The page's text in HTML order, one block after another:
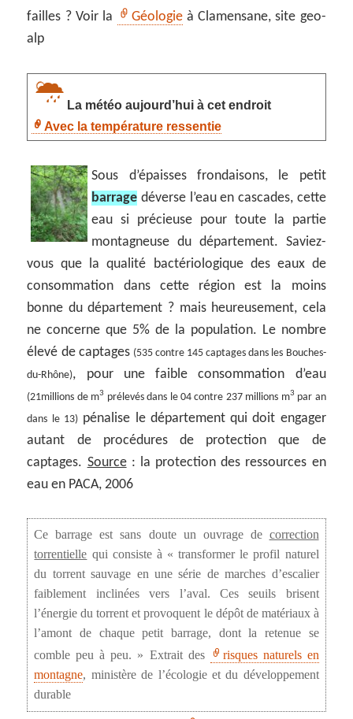
failles ? Voir la
Géologieà Clamensane, site geo-
alp
La météo aujourd’hui à cet endroit
Avec la température ressentie
Sous d’épaisses frondaisons, le petit
barrage déverse l’eau en cascades, cette
eau si précieuse pour toute la partie
montagneuse du département. Saviez-
vous que la qualité bactériologique des eaux de
consommation dans cette région est la moins
bonne du département ? mais heureusement, cela
ne concerne que 5% de la population. Le nombre
élevé de captages (535 contre 145 captages dans les Bouches-
du-Rhône), pour une faible consommation d’eau
(21millions de m3 prélevés dans le 04 contre 237 millions m3 par an
dans le 13)pénalise le département qui doit engager
autant de procédures de protection que de
captages. Source: la protection des ressources en
eau en PACA, 2006
Ce barrage est sans doute un ouvrage de correction
torrentielle qui consiste à « transformer le profil naturel
du torrent sauvage en une série de marches d’escalier
faiblement inclinées vers l’aval. Ces seuils brisent
l’énergie du torrent et provoquent le dépôt de matériaux à
l’amont de chaque petit barrage, dont la retenue se
comble peu à peu. » Extrait des
risques naturels en
montagne, ministère de l’écologie et du développement
durable